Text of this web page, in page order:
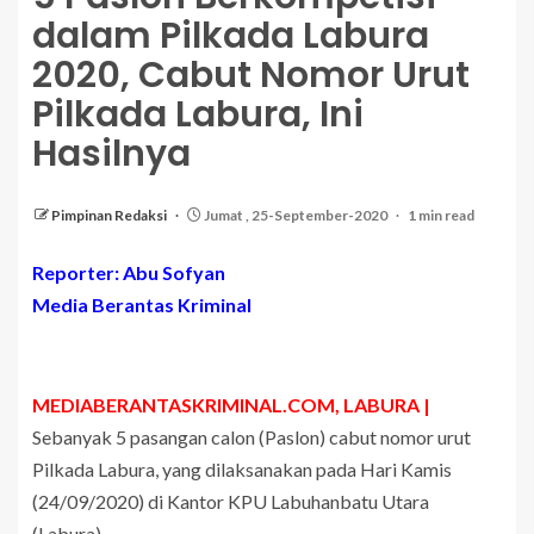
dalam Pilkada Labura
2020, Cabut Nomor Urut
Pilkada Labura, Ini
Hasilnya
Pimpinan Redaksi Jumat , 25-September-2020 1 min read
Reporter: Abu Sofyan
Media Berantas Kriminal
MEDIABERANTASKRIMINAL.COM, LABURA |
Sebanyak 5 pasangan calon (Paslon) cabut nomor urut
Pilkada Labura, yang dilaksanakan pada Hari Kamis
(24/09/2020) di Kantor KPU Labuhanbatu Utara